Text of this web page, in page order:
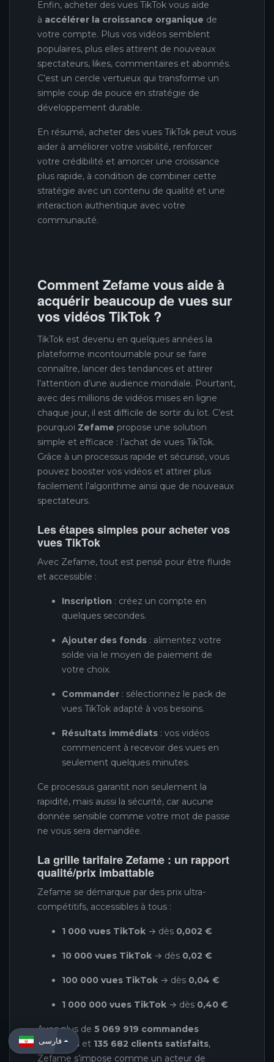
Enfin, acheter des vues TikTok vous aide
à accélérer la croissance organique de
votre compte. Plus vos vidéos semblent
populaires, plus elles attirent de nouveaux
spectateurs, likes, commentaires et abonnés.
C’est un cercle vertueux qui transforme un
simple coup de pouce en stratégie de
développement durable.
En résumé, acheter des vues TikTok peut vous
aider à améliorer votre visibilité, renforcer
votre crédibilité et amorcer une croissance
plus rapide, à condition de combiner cette
stratégie avec un contenu de qualité et une
interaction authentique avec votre
communauté.
Comment Zefame vous aide à
acquérir beaucoup de vues sur
vos vidéos TikTok ?
TikTok est devenu en quelques années la
plateforme incontournable pour se faire
connaître, lancer des tendances et attirer
l’attention d’une audience mondiale. Pourtant,
avec des millions de vidéos mises en ligne
chaque jour, il est difficile de sortir du lot. C’est
pourquoi Zefame propose une solution
simple et efficace : l’achat de vues TikTok.
Grâce à un processus rapide et sécurisé, vous
pouvez booster vos vidéos et attirer plus
facilement l’algorithme ainsi que de nouveaux
spectateurs.
Les étapes simples pour acheter vos
vues TikTok
Avec Zefame, tout est pensé pour être fluide
et accessible :
Inscription : créez un compte en
quelques secondes.
Ajouter des fonds : alimentez votre
solde via le moyen de paiement de
votre choix.
Commander : sélectionnez le pack de
vues TikTok adapté à vos besoins.
Résultats immédiats : vos vidéos
commencent à recevoir des vues en
seulement quelques minutes.
Ce processus garantit non seulement la
rapidité, mais aussi la sécurité, car aucune
donnée sensible comme votre mot de passe
ne vous sera demandée.
La grille tarifaire Zefame : un rapport
qualité/prix imbattable
Zefame se démarque par des prix ultra-
compétitifs, accessibles à tous :
1 000 vues TikTok → dès 0,002 €
10 000 vues TikTok → dès 0,02 €
100 000 vues TikTok → dès 0,04 €
1 000 000 vues TikTok → dès 0,40 €
Avec plus de 5 069 919 commandes
réalisées et 135 682 clients satisfaits,
Zefame s’impose comme un acteur de
فارسی